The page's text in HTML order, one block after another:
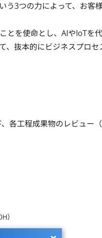
う3つの力によって、お
とを使命とし、AIやIoTを
抜本的にビジネスプロセ
各工程成果物のレビュー
）